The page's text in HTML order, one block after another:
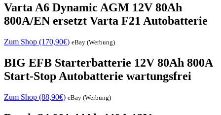
Varta A6 Dynamic AGM 12V 80Ah
800A/EN ersetzt Varta F21 Autobatterie
Zum Shop (170,90€) eBay (Werbung)
BIG EFB Starterbatterie 12V 80Ah 800A
Start-Stop Autobatterie wartungsfrei
Zum Shop (88,90€) eBay (Werbung)